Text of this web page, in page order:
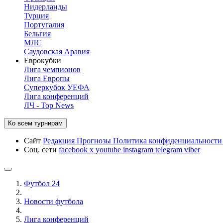
Нидерланды
Турция
Португалия
Бельгия
МЛС
Саудовская Аравия
Еврокубки
Лига чемпионов
Лига Европы
Суперкубок УЕФА
Лига конференций
ЛЧ - Top News
Ко всем турнирам
Сайт Редакция Прогнозы Политика конфиденциальности
Соц. сети facebook x youtube instagram telegram viber
Футбол 24
Новости футбола
Лига конференций